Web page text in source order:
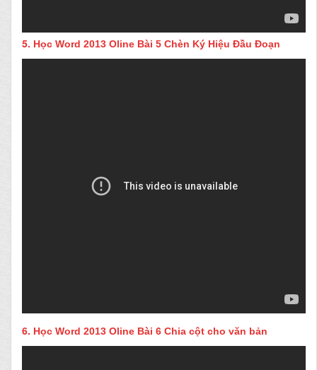
5. Học Word 2013 Oline Bài 5 Chèn Ký Hiệu Đầu Đoạn
6. Học Word 2013 Oline Bài 6 Chia cột cho văn bản